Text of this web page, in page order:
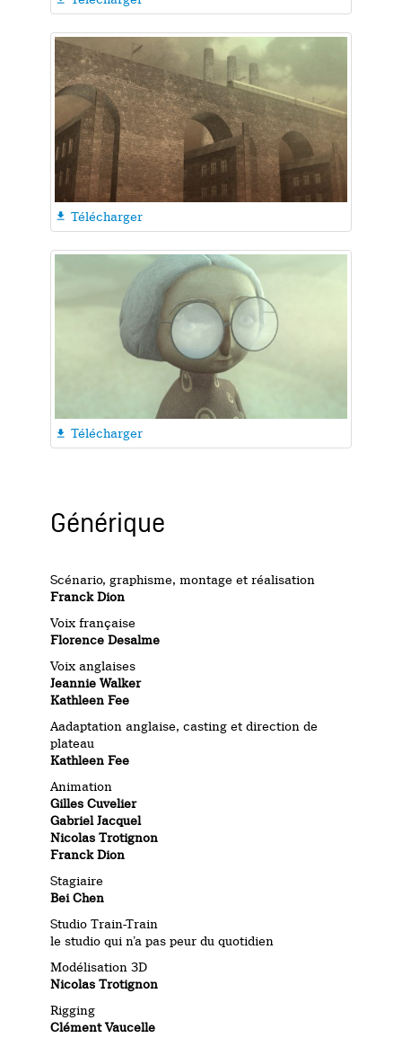
 Télécharger
 Télécharger
Générique
Scénario, graphisme, montage et réalisation
Franck Dion
Voix française
Florence Desalme
Voix anglaises
Jeannie Walker
Kathleen Fee
Aadaptation anglaise, casting et direction de
plateau
Kathleen Fee
Animation
Gilles Cuvelier
Gabriel Jacquel
Nicolas Trotignon
Franck Dion
Stagiaire
Bei Chen
Studio Train-Train
le studio qui n’a pas peur du quotidien
Modélisation 3D
Nicolas Trotignon
Rigging
Clément Vaucelle